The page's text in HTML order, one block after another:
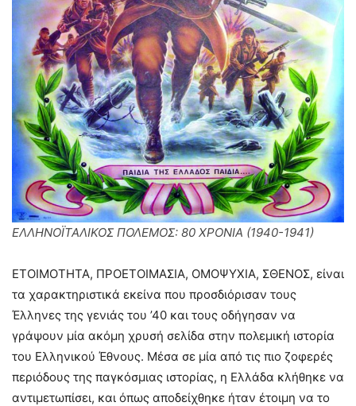
ΕΛΛΗΝΟΪΤΑΛΙΚΟΣ ΠΟΛΕΜΟΣ: 80 ΧΡΟΝΙΑ (1940-1941)
ΕΤΟΙΜΟΤΗΤΑ, ΠΡΟΕΤΟΙΜΑΣΙΑ, ΟΜΟΨΥΧΙΑ, ΣΘΕΝΟΣ, είναι
τα χαρακτηριστικά εκείνα που προσδιόρισαν τους
Έλληνες της γενιάς του ’40 και τους οδήγησαν να
γράψουν μία ακόμη χρυσή σελίδα στην πολεμική ιστορία
του Ελληνικού Έθνους. Μέσα σε μία από τις πιο ζοφερές
περιόδους της παγκόσμιας ιστορίας, η Ελλάδα κλήθηκε να
αντιμετωπίσει, και όπως αποδείχθηκε ήταν έτοιμη να το